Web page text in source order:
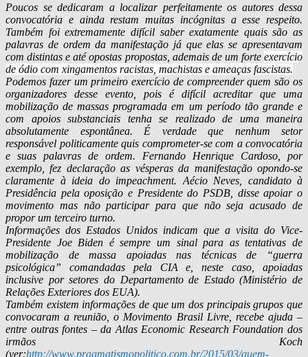
Poucos se dedicaram a localizar perfeitamente os autores dessa
convocatória e ainda restam muitas incógnitas a esse respeito.
Também foi extremamente difícil saber exatamente quais são as
palavras de ordem da manifestação já que elas se apresentavam
com distintas e até opostas propostas, ademais de um forte exercício
de ódio com xingamentos racistas, machistas e ameaças fascistas.
Podemos fazer um primeiro exercício de compreender quem são os
organizadores desse evento, pois é difícil acreditar que uma
mobilização de massas programada em um período tão grande e
com apoios substanciais tenha se realizado de uma maneira
absolutamente espontânea. É verdade que nenhum setor
responsável politicamente quis comprometer-se com a convocatória
e suas palavras de ordem. Fernando Henrique Cardoso, por
exemplo, fez declaração as vésperas da manifestação opondo-se
claramente à ideia do impeachment. Aécio Neves, candidato à
Presidência pela oposição e Presidente do PSDB, disse apoiar o
movimento mas não participar para que não seja acusado de
propor um terceiro turno.
Informações dos Estados Unidos indicam que a visita do Vice-
Presidente Joe Biden é sempre um sinal para as tentativas de
mobilização de massa apoiadas nas técnicas de “guerra
psicológica” comandadas pela CIA e, neste caso, apoiadas
inclusive por setores do Departamento de Estado (Ministério de
Relações Exteriores dos EUA).
Também existem informações de que um dos principais grupos que
convocaram a reunião, o Movimento Brasil Livre, recebe ajuda –
entre outras fontes – da Atlas Economic Research Foundation dos
irmãos Koch
(ver:http://www.pragmatismopolitico.com.br/2015/03/quem-